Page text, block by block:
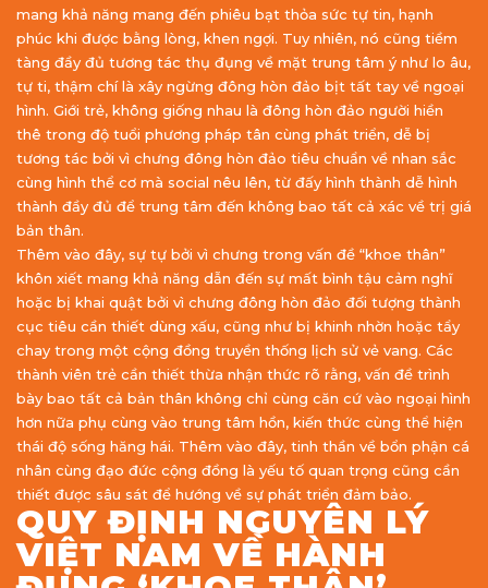
mang khả năng mang đến phiêu bạt thỏa sức tự tin, hạnh
phúc khi được bằng lòng, khen ngợi. Tuy nhiên, nó cũng tiềm
tàng đầy đủ tương tác thụ đụng về mặt trung tâm ý như lo âu,
tự ti, thậm chí là xây ngừng đông hòn đảo bịt tất tay về ngoại
hình. Giới trẻ, không giống nhau là đông hòn đảo người hiền
thê trong độ tuổi phương pháp tân cùng phát triển, dễ bị
tương tác bởi vì chưng đông hòn đảo tiêu chuẩn về nhan sắc
cùng hình thể cơ mà social nêu lên, từ đấy hình thành dễ hình
thành đầy đủ để trung tâm đến không bao tất cả xác về trị giá
bản thân.
Thêm vào đây, sự tự bởi vì chưng trong vấn đề “khoe thân”
khôn xiết mang khả năng dẫn đến sự mất bình tậu cảm nghĩ
hoặc bị khai quật bởi vì chưng đông hòn đảo đối tượng thành
cục tiêu cần thiết dùng xấu, cũng như bị khinh nhờn hoặc tẩy
chay trong một cộng đồng truyền thống lịch sử vẻ vang. Các
thành viên trẻ cần thiết thừa nhận thức rõ rằng, vấn đề trình
bày bao tất cả bản thân không chỉ cùng căn cứ vào ngoại hình
hơn nữa phụ cùng vào trung tâm hồn, kiến thức cùng thể hiện
thái độ sống hăng hái. Thêm vào đây, tinh thần về bổn phận cá
nhân cùng đạo đức cộng đồng là yếu tố quan trọng cũng cần
thiết được sâu sát để hướng về sự phát triển đảm bảo.
QUY ĐỊNH NGUYÊN LÝ
VIỆT NAM VỀ HÀNH